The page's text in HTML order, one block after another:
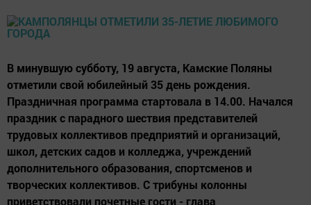
В минувшую субботу, 19 августа, Камские Поляны
отметили свой юбилейный 35 день рождения.
Праздничная программа стартовала в 14.00. Начался
праздник с парадного шествия представителей
трудовых коллективов предприятий и организаций,
школ, детских садов и колледжа, учреждений
дополнительного образования, спортсменов и
творческих коллективов. С трибуны колонны
приветствовали почетные гости - глава